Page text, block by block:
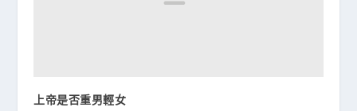
上帝是否重男輕女